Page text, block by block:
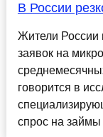
В России
Жители России
заявок на
говорится в
спрос на займы